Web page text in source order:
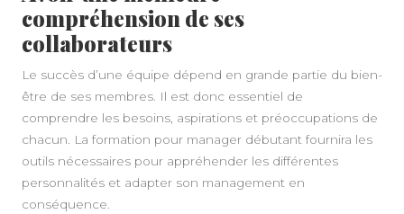
compréhension de ses
collaborateurs
Le succès d’une équipe dépend en grande partie du bien-
être de ses membres. Il est donc essentiel de
comprendre les besoins, aspirations et préoccupations de
chacun. La formation pour manager débutant fournira les
outils nécessaires pour appréhender les différentes
personnalités et adapter son management en
conséquence.